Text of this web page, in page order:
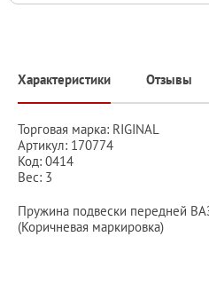
Характеристики Отзывы
Торговая марка: RIGINAL
Артикул: 170774
Код: 0414
Вес: 3
Пружина подвески передней
(Коричневая маркировка)